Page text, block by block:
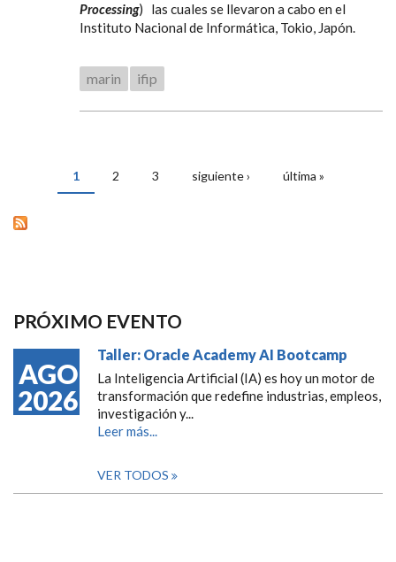
Processing) las cuales se llevaron a cabo en el
Instituto Nacional de Informática, Tokio, Japón.
marin ifip
PÁGINAS
1 2 3 siguiente › última »
PRÓXIMO EVENTO
AGO
2026
Taller: Oracle Academy AI Bootcamp
La Inteligencia Artificial (IA) es hoy un motor de
transformación que redefine industrias, empleos,
investigación y...
Leer más...
VER TODOS